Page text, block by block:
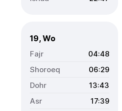
19, Wo
04:48
06:29
13:43
17:39